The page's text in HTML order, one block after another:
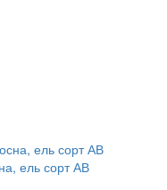
ель сорт АВ